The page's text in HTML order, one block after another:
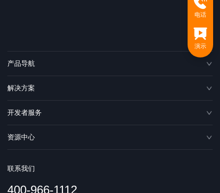
产品导航
解决方案
开发者服务
资源中心
联系我们
400-966-1112
电话
演示